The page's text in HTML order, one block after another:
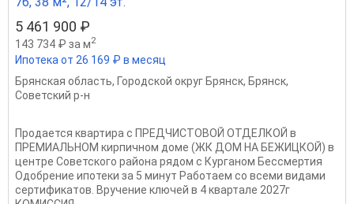
5 461 900 ₽
143 734 ₽ за м2
Ипотека от 26 169 ₽ в месяц
Брянская область, Городской округ Брянск, Брянск,
Советский р-н
Продается квартира с ПРЕДЧИСТОВОЙ ОТДЕЛКОЙ в
ПРЕМИАЛЬНОМ кирпичном доме (ЖК ДОМ НА БЕЖИЦКОЙ) в
центре Советского района рядом с Курганом Бессмертия
Одобрение ипотеки за 5 минут Работаем со всеми видами
сертификатов. Вручение ключей в 4 квартале 2027г